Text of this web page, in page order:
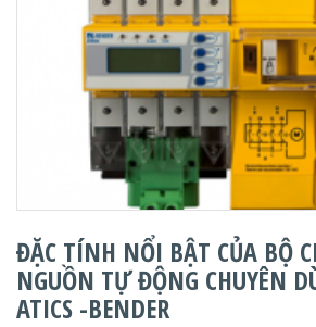
ĐẶC TÍNH NỔI BẬT CỦA BỘ
NGUỒN TỰ ĐỘNG CHUYÊN
ATICS -BENDER